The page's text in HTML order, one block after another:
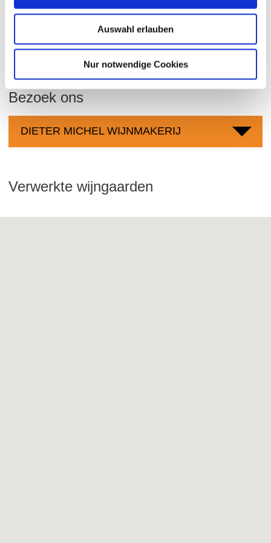
Auswahl erlauben
Nur notwendige Cookies
E-Mail: info@weingut-michel.de
Bezoek ons
DIETER MICHEL WIJNMAKERIJ
Verwerkte wijngaarden